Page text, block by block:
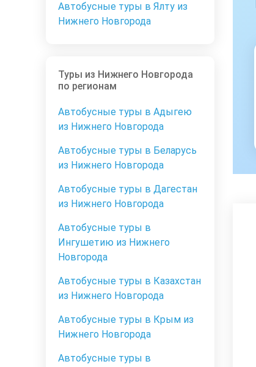
Автобусные туры в Ялту из
Нижнего Новгорода
Туры из Нижнего Новгорода
по регионам
Автобусные туры в Адыгею
из Нижнего Новгорода
Автобусные туры в Беларусь
из Нижнего Новгорода
Автобусные туры в Дагестан
из Нижнего Новгорода
Автобусные туры в
Ингушетию из Нижнего
Новгорода
Автобусные туры в Казахстан
из Нижнего Новгорода
Автобусные туры в Крым из
Нижнего Новгорода
Автобусные туры в